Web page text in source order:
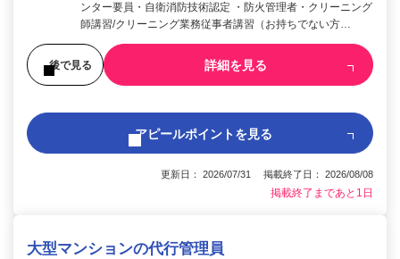
ンター要員・自衛消防技術認定 ・防火管理者・クリーニング
師講習/クリーニング業務従事者講習（お持ちでない方…
後で見る 詳細を見る
アピールポイントを見る
更新日： 2026/07/31 掲載終了日： 2026/08/08
掲載終了まであと1日
大型マンションの代行管理員